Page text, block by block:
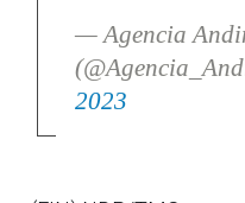
— Agencia
2023